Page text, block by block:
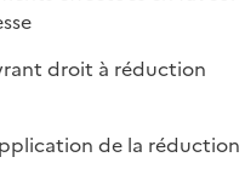
droit à réduction
de la réduction